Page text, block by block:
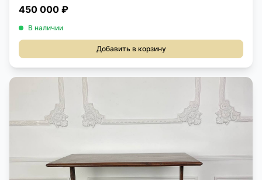
450 000 ₽
В наличии
Добавить в корзину